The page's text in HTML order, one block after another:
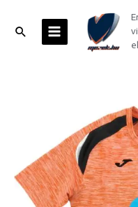
contentSearchMENU